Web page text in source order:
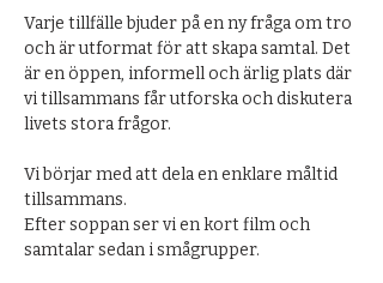
Varje tillfälle bjuder på en ny fråga om tro
och är utformat för att skapa samtal. Det
är en öppen, informell och ärlig plats där
vi tillsammans får utforska och diskutera
livets stora frågor.
Vi börjar med att dela en enklare måltid
tillsammans.
Efter soppan ser vi en kort film och
samtalar sedan i smågrupper.